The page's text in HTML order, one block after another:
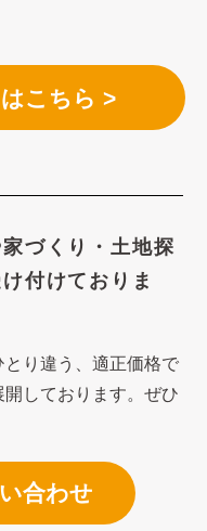
こちら >
家づくり・土地探
付けておりま
り違う、適正価格で
開しております。ぜひ
合わせ